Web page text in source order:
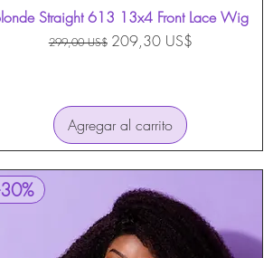
Vista rápida
Straight 613 13x4 Front Lace Wig
Precio
299,00 US$ Precio de oferta
209,30 US$
Agregar al carrito